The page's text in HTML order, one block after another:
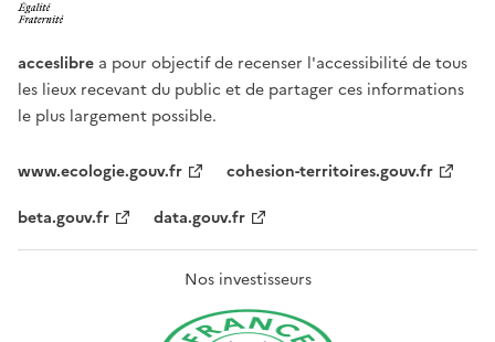
acceslibre a pour objectif de recenser l'accessibilité de tous
les lieux recevant du public et de partager ces informations
le plus largement possible.
www.ecologie.gouv.fr
cohesion-territoires.gouv.fr
beta.gouv.fr
data.gouv.fr
Nos investisseurs